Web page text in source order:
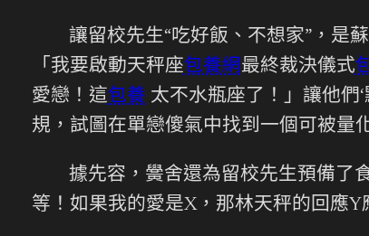
讓留校先生“吃好飯、不想家”，是
「我要啟動天秤座包養網最終裁決儀式
愛戀！這包養 太不水瓶座了！」讓他們‘
規，試圖在單戀傻氣中找到一個可被量
據先容，黌舍還為留校先生預備了
等！如果我的愛是X，那林天秤的回應